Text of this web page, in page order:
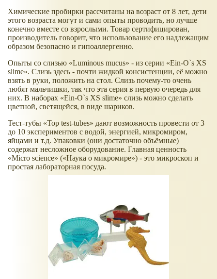
Химические пробирки рассчитаны на возраст от 8 лет, дети
этого возраста могут и сами опыты проводить, но лучше
конечно вместе со взрослыми. Товар сертифицирован,
производитель говорит, что использование его надлежащим
образом безопасно и гипоаллергенно.
Опыты со слизью «Luminous mucus» - из серии «Ein-O`s XS
slime». Слизь здесь - почти жидкой консистенции, её можно
взять в руки, положить на стол. Слизь почему-то очень
любят мальчишки, так что эта серия в первую очередь для
них. В наборах «Ein-O`s XS slime» слизь можно сделать
цветной, светящейся, в виде шариков.
Тест-тубы «Top test-tubes» дают возможность провести от 3
до 10 экспериментов с водой, энергией, микромиром,
яйцами и т.д. Упаковки (они достаточно объёмные)
содержат несложное оборудование. Главная ценность
«Micro science» («Наука о микромире») - это микроскоп и
простая лабораторная посуда.